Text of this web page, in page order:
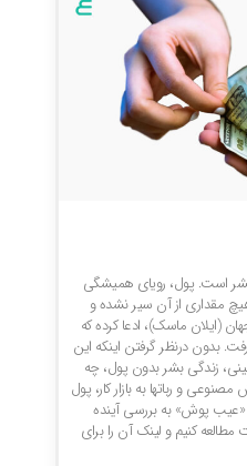
پول، رویای همیشگی
از آن سیر نشده و
ماسک)، ادعا کرده که
بدون درنظر گرفتن اینکه این
بشر بدون پول، چه
و رباتها به بازار کار، پول
پوش» به بررسی آینده
کنیم و لینک آن را برای